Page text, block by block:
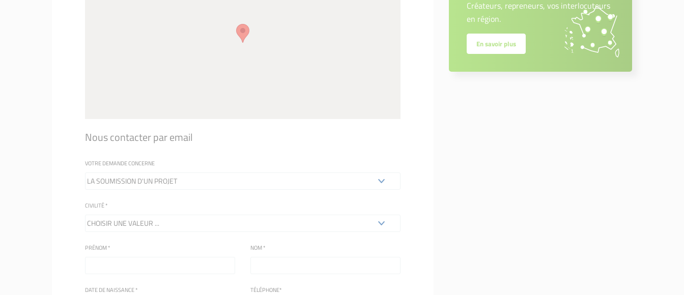
Nous contacter par email
VOTRE DEMANDE CONCERNE
CIVILITÉ*
PRÉNOM* NOM*
DATE DE NAISSANCE* TÉLÉPHONE*
Créateurs, repreneurs, vos interlocuteurs
en région.
En savoir plus